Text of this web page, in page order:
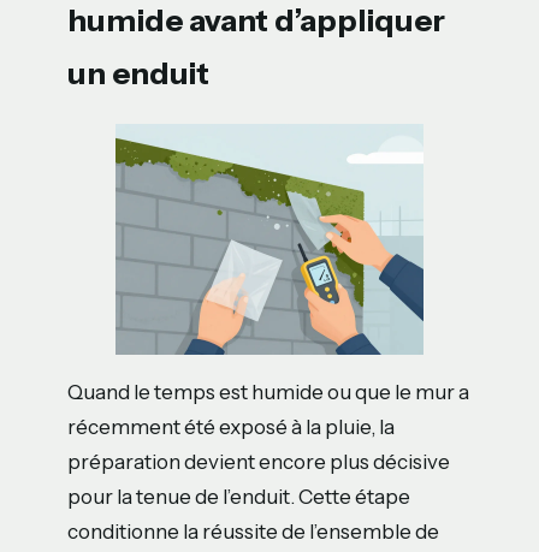
humide avant d’appliquer
un enduit
Quand le temps est humide ou que le mur a
récemment été exposé à la pluie, la
préparation devient encore plus décisive
pour la tenue de l’enduit. Cette étape
conditionne la réussite de l’ensemble de